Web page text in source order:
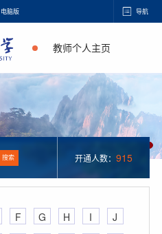
电脑版 导航
教师个人主页
搜索 开通人数： 915
F G H I
J